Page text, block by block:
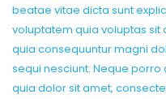
beatae vitae dicta sunt
voluptatem quia voluptas sit
quia consequuntur magni
sequi nesciunt. Neque
quia dolor sit amet,